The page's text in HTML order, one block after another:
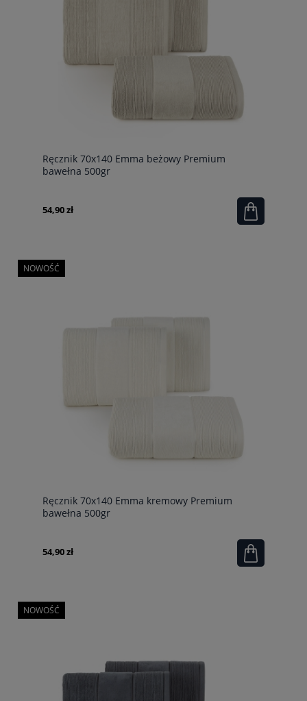
Ręcznik 70x140 Emma beżowy Premium
bawełna 500gr
54,90 zł
Ręcznik 70x140 Emma kremowy Premium
bawełna 500gr
54,90 zł
NOWOŚĆ
NOWOŚĆ